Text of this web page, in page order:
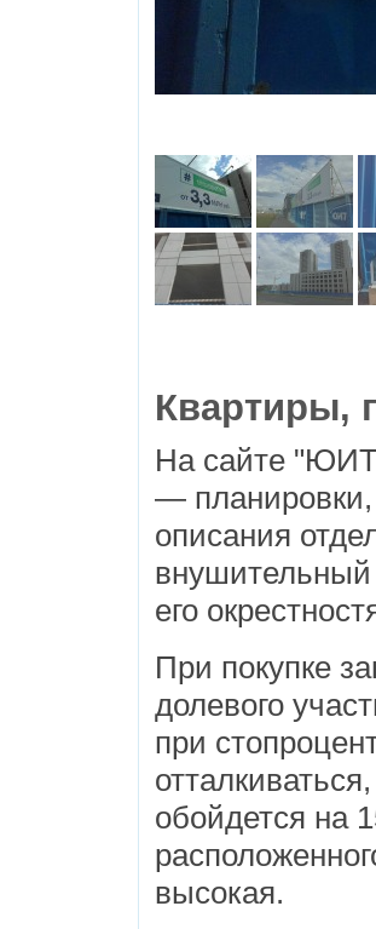
Квартиры,
На сайте
—
описания
его
При покупке
долевого
при
обойдется на
высокая.